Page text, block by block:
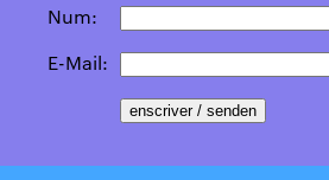
Num:
E-Mail: